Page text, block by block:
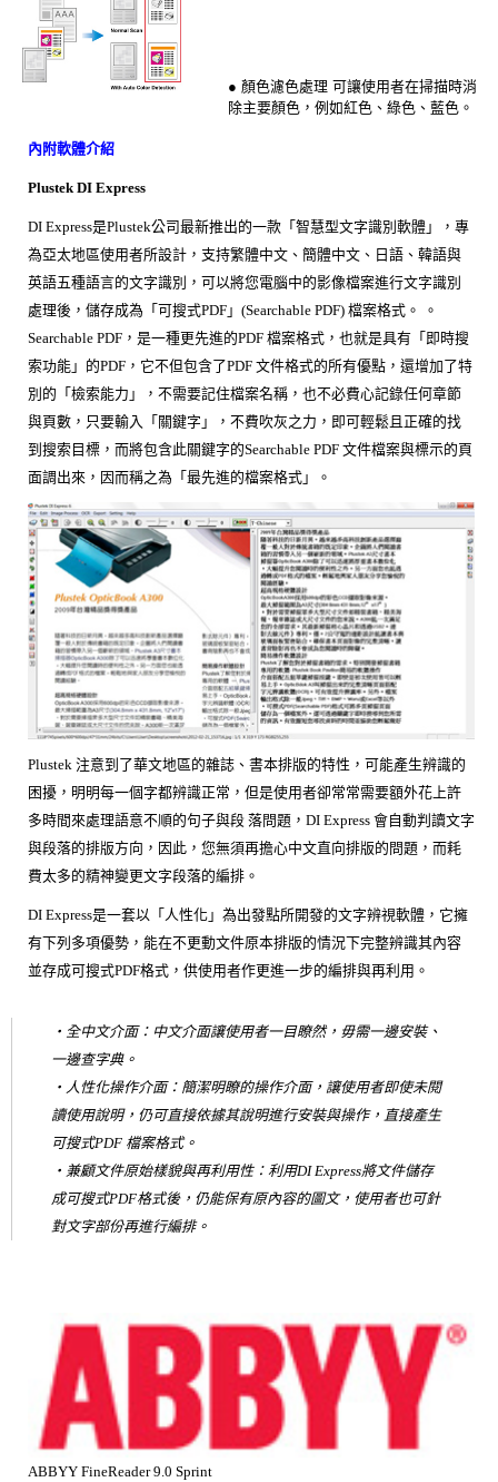
● 顏色濾色處理 可讓使用者在掃描時消
除主要顏色，例如紅色、綠色、藍色。
內附軟體介紹
Plustek DI Express
DI Express是Plustek公司最新推出的一款「智慧型文字識別軟體」，專
為亞太地區使用者所設計，支持繁體中文、簡體中文、日語、韓語與
英語五種語言的文字識別，可以將您電腦中的影像檔案進行文字識別
處理後，儲存成為「可搜式PDF」(Searchable PDF) 檔案格式。 。
Searchable PDF，是一種更先進的PDF 檔案格式，也就是具有「即時搜
索功能」的PDF，它不但包含了PDF 文件格式的所有優點，還增加了特
別的「檢索能力」，不需要記住檔案名稱，也不必費心記錄任何章節
與頁數，只要輸入「關鍵字」，不費吹灰之力，即可輕鬆且正確的找
到搜索目標，而將包含此關鍵字的Searchable PDF 文件檔案與標示的頁
面調出來，因而稱之為「最先進的檔案格式」。
Plustek 注意到了華文地區的雜誌、書本排版的特性，可能產生辨識的
困擾，明明每一個字都辨識正常，但是使用者卻常常需要額外花上許
多時間來處理語意不順的句子與段 落問題，DI Express 會自動判讀文字
與段落的排版方向，因此，您無須再擔心中文直向排版的問題，而耗
費太多的精神變更文字段落的編排。
DI Express是一套以「人性化」為出發點所開發的文字辨視軟體，它擁
有下列多項優勢，能在不更動文件原本排版的情況下完整辨識其內容
並存成可搜式PDF格式，供使用者作更進一步的編排與再利用。
‧全中文介面：中文介面讓使用者一目瞭然，毋需一邊安裝、
一邊查字典。
‧人性化操作介面：簡潔明瞭的操作介面，讓使用者即使未閱
讀使用說明，仍可直接依據其說明進行安裝與操作，直接產生
可搜式PDF 檔案格式。
‧兼顧文件原始樣貌與再利用性：利用DI Express將文件儲存
成可搜式PDF格式後，仍能保有原內容的圖文，使用者也可針
對文字部份再進行編排。
ABBYY FineReader 9.0 Sprint